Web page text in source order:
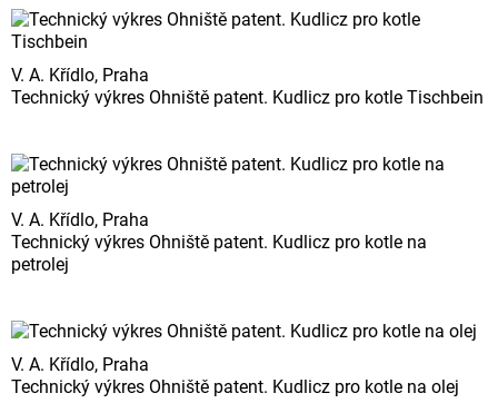
V. A. Křídlo, Praha
Technický výkres Ohniště patent. Kudlicz pro kotle Tischbein
V. A. Křídlo, Praha
Technický výkres Ohniště patent. Kudlicz pro kotle na
petrolej
V. A. Křídlo, Praha
Technický výkres Ohniště patent. Kudlicz pro kotle na olej